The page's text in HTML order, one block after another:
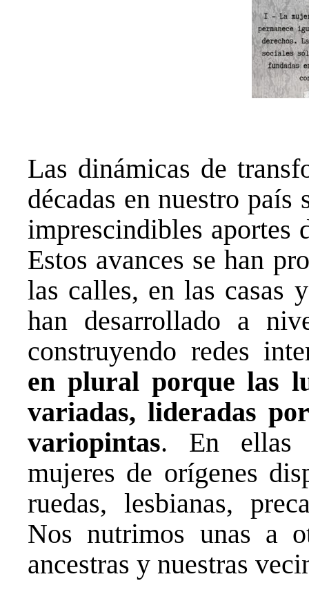
Las dinámicas de
décadas en nuestro
imprescindibles aportes
Estos avances se han
las calles, en las casas
han desarrollado a
construyendo redes
en plural porque las
variadas, lideradas
variopintas. En ellas
mujeres de orígenes
ruedas, lesbianas,
Nos nutrimos unas a
ancestras y nuestras